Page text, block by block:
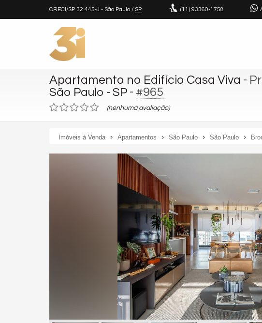
CRECI/SP 32.445-J - São Paulo / SP (11) 93360-1758
Apartamento no Edifício Casa Viva -
São Paulo - SP - #965
(nenhuma avaliação)
Imóveis à Venda Apartamentos São Paulo São Paulo